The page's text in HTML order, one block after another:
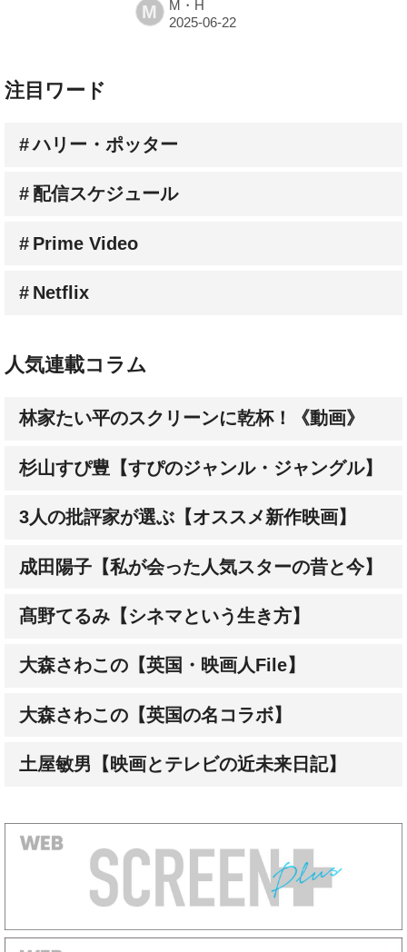
M M・H
注目ワード
ハリー・ポッター
配信スケジュール
Prime Video
Netflix
人気連載コラム
林家たい平のスクリーンに乾杯！《動画》
杉山すぴ豊【すぴのジャンル・ジャングル】
3人の批評家が選ぶ【オススメ新作映画】
成田陽子【私が会った人気スターの昔と今】
髙野てるみ【シネマという生き方】
大森さわこの【英国・映画人File】
大森さわこの【英国の名コラボ】
土屋敏男【映画とテレビの近未来日記】